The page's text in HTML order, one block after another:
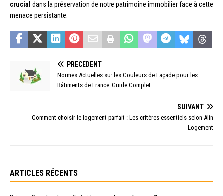
crucial dans la préservation de notre patrimoine immobilier face à cette
menace persistante.
PRÉCÉDENT
Normes Actuelles sur les Couleurs de Façade pour les
Bâtiments de France: Guide Complet
SUIVANT
Comment choisir le logement parfait : Les critères essentiels selon Alin
Logement
ARTICLES RÉCENTS